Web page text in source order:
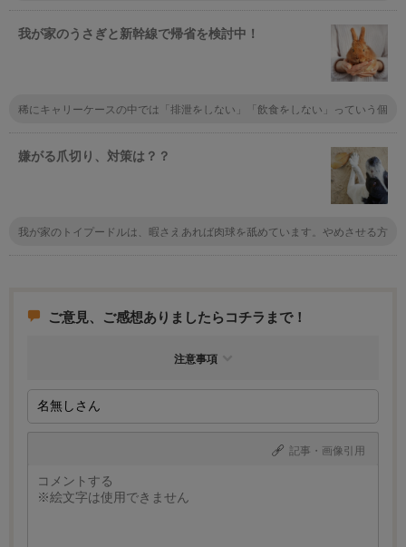
全くぐずらなくなりました(笑) 言葉を理解しているはずはないのですが、空
気を読む能力と、自分に何を求められているかを察知する犬の能力は凄いで
す。
その後ずっと涙焼けしなくなりました。
我が家のうさぎと新幹線で帰省を検討中！
稀にキャリーケースの中では「排泄をしない」「飲食をしない」っていう個
は指定席でペットを置く座席を予約しておくのもおすすめだけど会社によっ
て違うので実際使うところの鉄道会社に問い合わせてみて！
嫌がる爪切り、対策は？？
我が家のトイプードルは、暇さえあれば肉球を舐めています。やめさせる方
ご意見、ご感想ありましたらコチラまで！
注意事項
記事・画像引用